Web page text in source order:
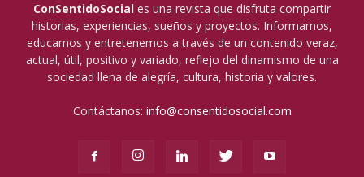
ConSentidoSocial es una revista que disfruta compartir
historias, experiencias, sueños y proyectos. Informamos,
educamos y entretenemos a través de un contenido veraz,
actual, útil, positivo y variado, reflejo del dinamismo de una
sociedad llena de alegría, cultura, historia y valores.
Contáctanos: info@consentidosocial.com